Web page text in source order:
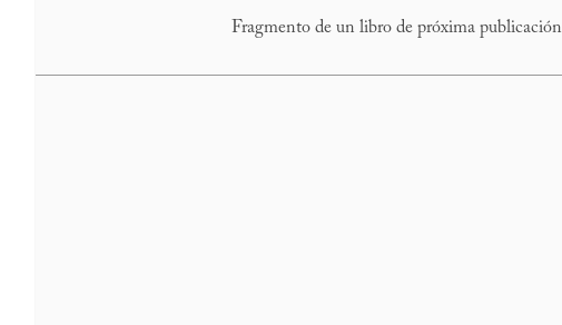
Fragmento de un libro de próxima publicación